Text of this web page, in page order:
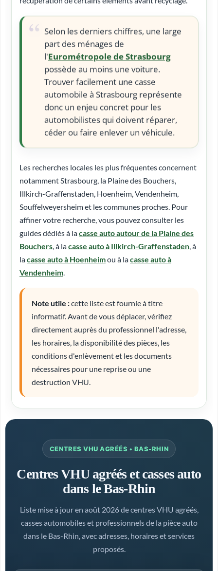
Selon les derniers chiffres, une large
part des ménages de
l'Eurométropole de Strasbourg
possède au moins une voiture.
Trouver facilement une casse
automobile à Strasbourg représente
donc un enjeu concret pour les
automobilistes qui doivent réparer,
céder ou faire enlever un véhicule.
Les recherches locales les plus fréquentes concernent
notamment Strasbourg, la Plaine des Bouchers,
Illkirch-Graffenstaden, Hoenheim, Vendenheim,
Souffelweyersheim et les communes proches. Pour
affiner votre recherche, vous pouvez consulter les
guides dédiés à lacasse auto autour de la Plaine des
Bouchers, à lacasse auto à Illkirch-Graffenstaden, à
lacasse auto à Hoenheimou à lacasse auto à
Vendenheim.
Note utile :cette liste est fournie à titre
informatif. Avant de vous déplacer, vérifiez
directement auprès du professionnel l'adresse,
les horaires, la disponibilité des pièces, les
conditions d'enlèvement et les documents
nécessaires pour une reprise ou une
destruction VHU.
CENTRES VHU AGRÉÉS • BAS-RHIN
Centres VHU agréés et casses auto
dans le Bas-Rhin
Liste mise à jour en août 2026 de centres VHU agréés,
casses automobiles et professionnels de la pièce auto
dans le Bas-Rhin, avec adresses, horaires et services
proposés.